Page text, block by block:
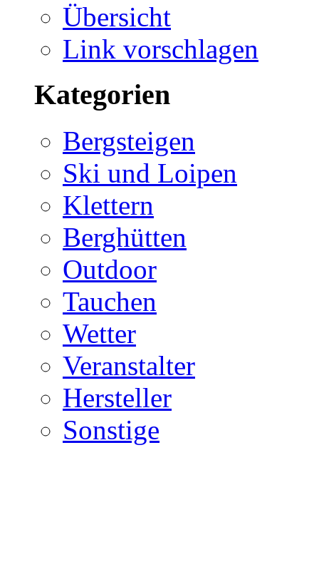
Übersicht
Link vorschlagen
Kategorien
Bergsteigen
Ski und Loipen
Klettern
Berghütten
Outdoor
Tauchen
Wetter
Veranstalter
Hersteller
Sonstige